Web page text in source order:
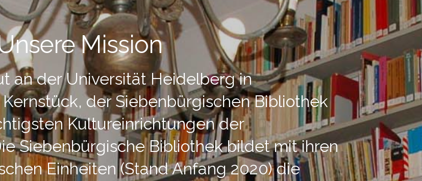
Mission
an der Universität Heidelberg in
der Siebenbürgischen Bibliothek
Kultureinrichtungen der
Siebenbürgische Bibliothek bildet mit ihren
Einheiten (Stand Anfang 2020) die